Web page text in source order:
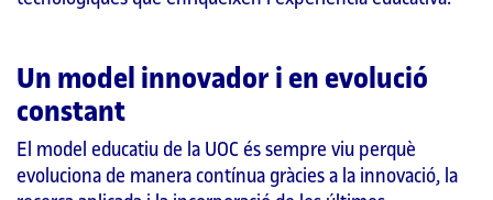
Un model innovador i en evolució
constant
El model educatiu de la UOC és sempre viu perquè
evoluciona de manera contínua gràcies a la innovació, la